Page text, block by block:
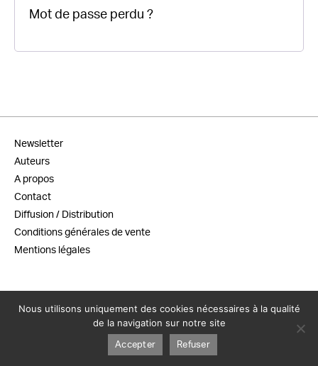
Mot de passe perdu ?
Newsletter
Auteurs
A propos
Contact
Diffusion / Distribution
Conditions générales de vente
Mentions légales
Nous utilisons uniquement des cookies nécessaires à la qualité
de la navigation sur notre site
Accepter Refuser